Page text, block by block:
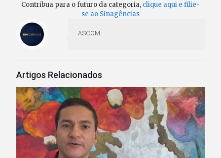
Contribua para o futuro da categoria, clique aqui e filie-
se ao Sinagências
ASCOM
Artigos Relacionados